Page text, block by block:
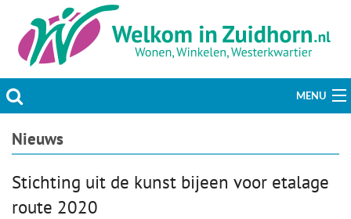
MENU
Actueel
Welzijn & Maatschappij
Nieuws
Stichting uit de kunst bijeen voor etalage
route 2020